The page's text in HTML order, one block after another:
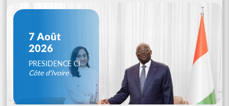
7 Août
2026
PRESIDENCE CI
Côte d'Ivoire